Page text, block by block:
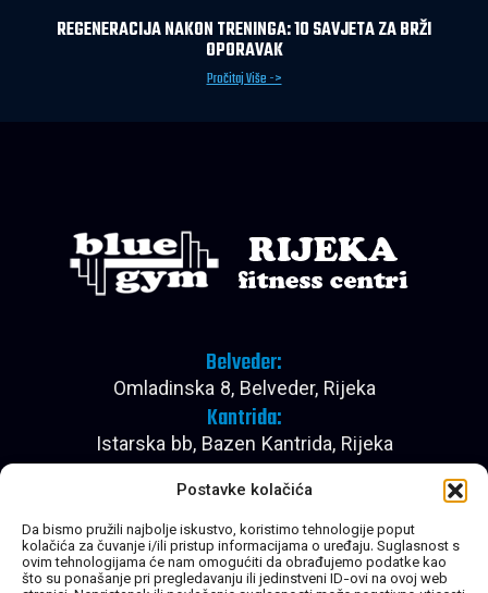
Postavke kolačića
Da bismo pružili najbolje iskustvo, koristimo tehnologije poput
kolačića za čuvanje i/ili pristup informacijama o uređaju. Suglasnost s
ovim tehnologijama će nam omogućiti da obrađujemo podatke kao
što su ponašanje pri pregledavanju ili jedinstveni ID-ovi na ovoj web
REGENERACIJA NAKON TRENINGA: 10 SAVJETA ZA BRŽI
OPORAVAK
Pročitaj Više ->
Belveder:
Omladinska 8, Belveder, Rijeka
Kantrida:
Istarska bb, Bazen Kantrida, Rijeka
Pon - Pet:
08:00 - 22:30
Subota:
08:00 - 20:30
Nedjelja: